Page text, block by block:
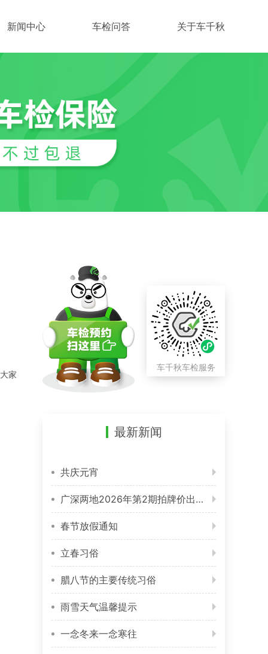
新闻中心 车检问答 关于车千秋
家
车千秋车检服务
最新新闻
共庆元宵
广深两地2026年第2期拍牌价出炉 整体涨幅不大
春节放假通知
立春习俗
腊八节的主要传统习俗
雨雪天气温馨提示
一念冬来一念寒往